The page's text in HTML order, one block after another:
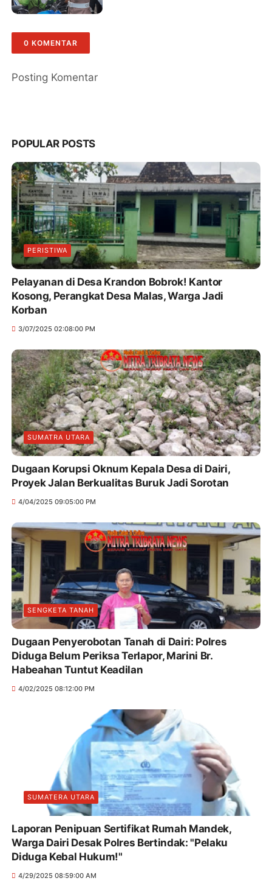
0 KOMENTAR
Posting Komentar
POPULAR POSTS
PERISTIWA
Pelayanan di Desa Krandon Bobrok! Kantor
Kosong, Perangkat Desa Malas, Warga Jadi
Korban
3/07/2025 02:08:00 PM
SUMATRA UTARA
Dugaan Korupsi Oknum Kepala Desa di Dairi,
Proyek Jalan Berkualitas Buruk Jadi Sorotan
4/04/2025 09:05:00 PM
SENGKETA TANAH
Dugaan Penyerobotan Tanah di Dairi: Polres
Diduga Belum Periksa Terlapor, Marini Br.
Habeahan Tuntut Keadilan
4/02/2025 08:12:00 PM
SUMATERA UTARA
Laporan Penipuan Sertifikat Rumah Mandek,
Warga Dairi Desak Polres Bertindak: "Pelaku
Diduga Kebal Hukum!"
4/29/2025 08:59:00 AM